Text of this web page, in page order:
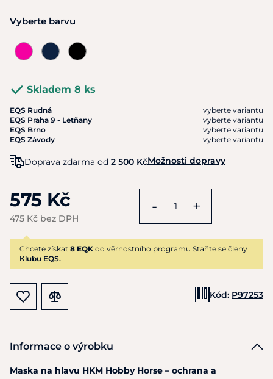
Vyberte barvu
Skladem 8 ks
EQS Rudná
vyberte variantu
EQS Praha 9 - Letňany
vyberte variantu
EQS Brno
vyberte variantu
EQS Závody
vyberte variantu
Doprava zdarma od 2 500 KčMožnosti dopravy
575 Kč
475 Kč bez DPH
- +
Chcete získat 8 EQK do věrnostního programu Staňte se členy
Klubu EQS.
Kód: P97253
Informace o výrobku
Maska na hlavu HKM Hobby Horse – ochrana a